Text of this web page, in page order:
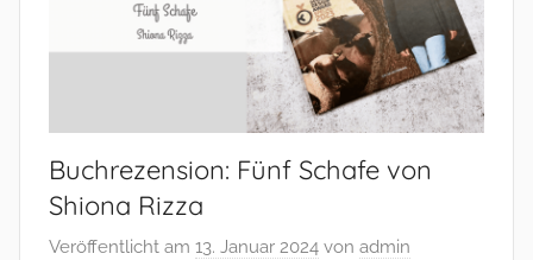
Buchrezension: Fünf Schafe von
Shiona Rizza
Veröffentlicht am 13. Januar 2024 von admin